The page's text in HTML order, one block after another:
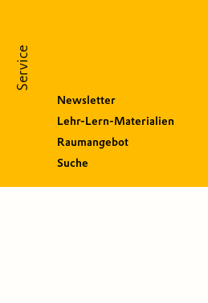
Service
Newsletter
Lehr-Lern-Materialien
Raumangebot
Suche